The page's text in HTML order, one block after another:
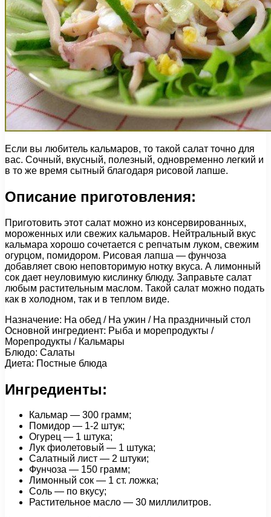
Если вы любитель кальмаров, то такой салат точно для
вас. Сочный, вкусный, полезный, одновременно легкий и
в то же время сытный благодаря рисовой лапше.
Описание приготовления:
Приготовить этот салат можно из консервированных,
мороженных или свежих кальмаров. Нейтральный вкус
кальмара хорошо сочетается с репчатым луком, свежим
огурцом, помидором. Рисовая лапша — фунчоза
добавляет свою неповторимую нотку вкуса. А лимонный
сок дает неуловимую кислинку блюду. Заправьте салат
любым растительным маслом. Такой салат можно подать
как в холодном, так и в теплом виде.
Назначение: На обед / На ужин / На праздничный стол
Основной ингредиент: Рыба и морепродукты /
Морепродукты / Кальмары
Блюдо: Салаты
Диета: Постные блюда
Ингредиенты:
Кальмар — 300 грамм;
Помидор — 1-2 штук;
Огурец — 1 штука;
Лук фиолетовый — 1 штука;
Салатный лист — 2 штуки;
Фунчоза — 150 грамм;
Лимонный сок — 1 ст. ложка;
Соль — по вкусу;
Растительное масло — 30 миллилитров.